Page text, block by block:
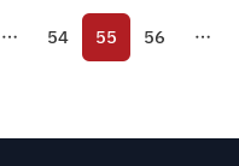
… 54 55 56 …